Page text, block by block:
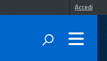
Accedi